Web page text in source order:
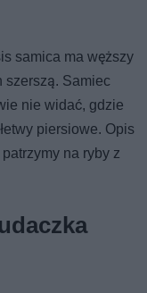
samica ma węższy
szerszą. Samiec
nie widać, gdzie
piersiowe. Opis
na ryby z